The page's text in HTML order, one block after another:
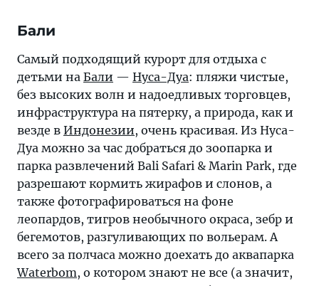
Бали
Самый подходящий курорт для отдыха с
детьми на Бали — Нуса-Дуа: пляжи чистые,
без высоких волн и надоедливых торговцев,
инфраструктура на пятерку, а природа, как и
везде в Индонезии, очень красивая. Из Нуса-
Дуа можно за час добраться до зоопарка и
парка развлечений Bali Safari & Marin Park, где
разрешают кормить жирафов и слонов, а
также фотографироваться на фоне
леопардов, тигров необычного окраса, зебр и
бегемотов, разгуливающих по вольерам. А
всего за полчаса можно доехать до аквапарка
Waterbom, о котором знают не все (а значит,